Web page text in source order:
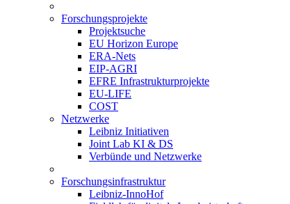
Forschungsprojekte
Projektsuche
EU Horizon Europe
ERA-Nets
EIP-AGRI
EFRE Infrastrukturprojekte
EU-LIFE
COST
Netzwerke
Leibniz Initiativen
Joint Lab KI & DS
Verbünde und Netzwerke
Forschungsinfrastruktur
Leibniz-InnoHof